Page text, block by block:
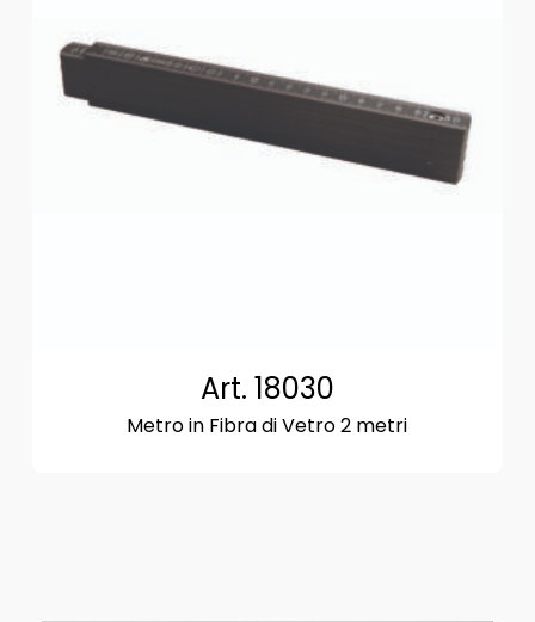
Art. 18030
Metro in Fibra di Vetro 2 metri